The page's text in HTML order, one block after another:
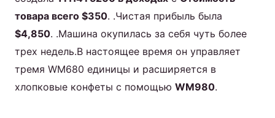
товара всего $350. .Чистая прибыль была
$4,850. .Машина окупилась за себя чуть более
трех недель.В настоящее время он управляет
тремя WM680 единицы и расширяется в
хлопковые конфеты с помощью WM980.